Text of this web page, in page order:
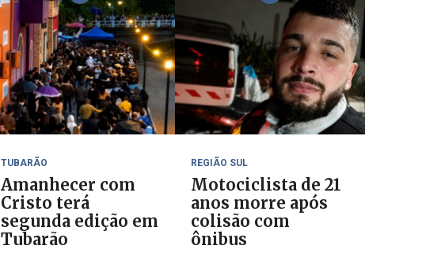
TUBARÃO
Amanhecer com
Cristo terá
segunda edição em
Tubarão
REGIÃO SUL
Motociclista de 21
anos morre após
colisão com
ônibus